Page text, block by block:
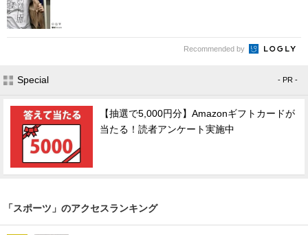
Recommended by
Special - PR -
【抽選で5,000円分】Amazonギフトカードが
当たる！読者アンケート実施中
「スポーツ」のアクセスランキング